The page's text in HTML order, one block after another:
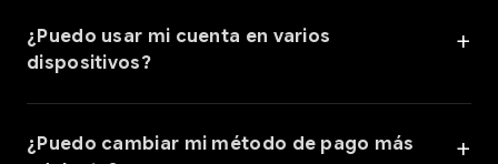
¿Puedo usar mi cuenta en varios
dispositivos?
¿Puedo cambiar mi método de pago más